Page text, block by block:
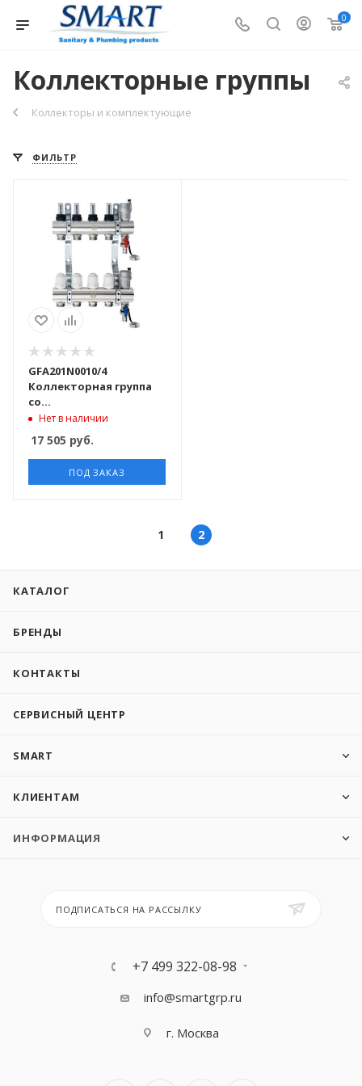
0
Коллекторные группы
Коллекторы и комплектующие
ФИЛЬТР
GFA201N0010/4
Коллекторная группа
со
встроен.расходомерами,в
сборе 1"х4 вых.
Нет в наличии
17 505 руб.
ПОД ЗАКАЗ
1 2
КАТАЛОГ
БРЕНДЫ
КОНТАКТЫ
СЕРВИСНЫЙ ЦЕНТР
SMART
КЛИЕНТАМ
ИНФОРМАЦИЯ
ПОДПИСАТЬСЯ НА РАССЫЛКУ
+7 499 322-08-98
info@smartgrp.ru
г. Москва